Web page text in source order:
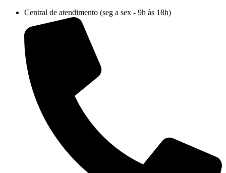
conteúdo
Central de atendimento (seg a sex - 9h às 18h)